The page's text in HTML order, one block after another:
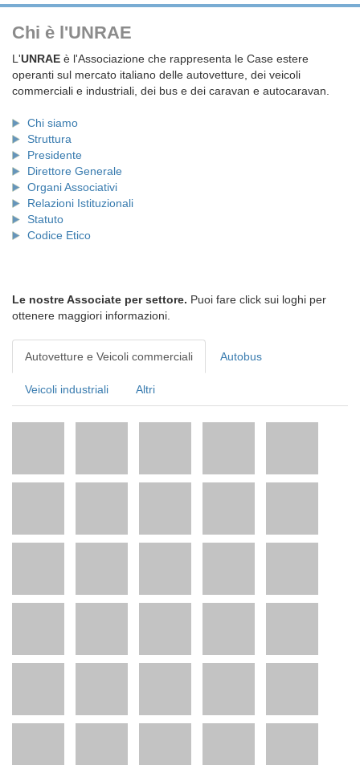
Chi è l'UNRAE
L'UNRAE è l'Associazione che rappresenta le Case estere
operanti sul mercato italiano delle autovetture, dei veicoli
commerciali e industriali, dei bus e dei caravan e autocaravan.
Chi siamo
Struttura
Presidente
Direttore Generale
Organi Associativi
Relazioni Istituzionali
Statuto
Codice Etico
Le nostre Associate per settore. Puoi fare click sui loghi per
ottenere maggiori informazioni.
Autovetture e Veicoli commerciali Autobus
Veicoli industriali Altri